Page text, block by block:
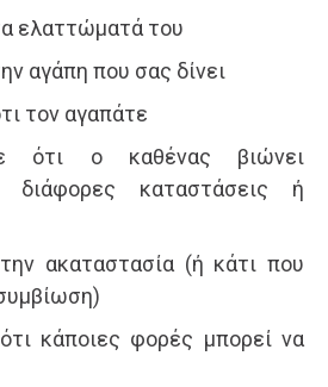
ελαττώματά του
αγάπη που σας δίνει
τον αγαπάτε
ότι ο καθένας βιώνει
διάφορες καταστάσεις ή
ακαταστασία (ή κάτι που
κάποιες φορές μπορεί να